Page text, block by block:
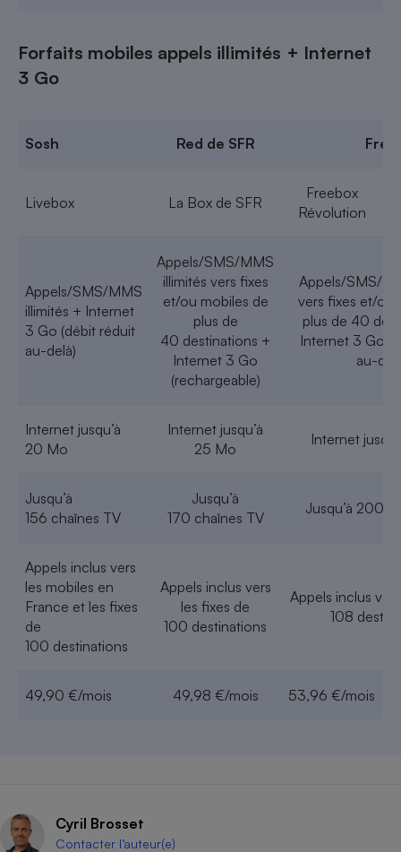
Forfaits mobiles appels illimités + Internet
3 Go
Sosh Red de SFR Free
Livebox La Box de SFR
Freebox
Révolution
Appels/SMS/MMS
illimités + Internet
3 Go (débit réduit
au-delà)
Appels/SMS/MMS
illimités vers fixes
et/ou mobiles de
plus de
40 destinations +
Internet 3 Go
(rechargeable)
Appels/SMS/
vers fixes et/ou
plus de 40
Internet 3 Go
au-
Internet jusqu’à
20 Mo
Internet jusqu’à
25 Mo
Internet
Jusqu’à
156 chaînes TV
Jusqu’à
170 chaînes TV
Jusqu’à 200
Appels inclus vers
les mobiles en
France et les fixes
de
100 destinations
Appels inclus vers
les fixes de
100 destinations
Appels inclus
108
49,90 €/mois 49,98 €/mois 53,96 €/mois
Cyril Brosset
Contacter l’auteur(e)